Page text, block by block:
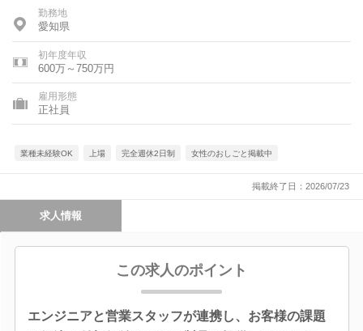
勤務地
愛知県
初年度年収
600万～750万円
雇用形態
正社員
業種未経験OK 上場 完全週休2日制 女性のおしごと掲載中
掲載終了日：2026/07/23
求人情報
この求人のポイント
エンジニアと営業スタッフが連携し、お客様の課題